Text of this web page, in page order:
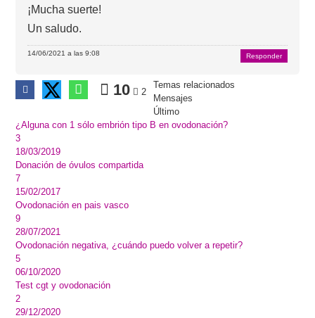
¡Mucha suerte!
Un saludo.
14/06/2021 a las 9:08 Responder
10 2
Temas relacionados
Mensajes
Último
¿Alguna con 1 sólo embrión tipo B en ovodonación?
3
18/03/2019
Donación de óvulos compartida
7
15/02/2017
Ovodonación en pais vasco
9
28/07/2021
Ovodonación negativa, ¿cuándo puedo volver a repetir?
5
06/10/2020
Test cgt y ovodonación
2
29/12/2020